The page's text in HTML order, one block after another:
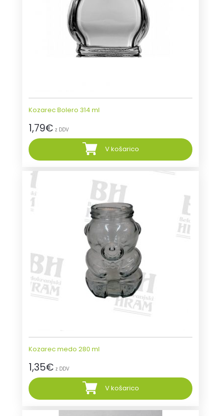
Kozarec Bolero 314 ml
1,79€ z DDV
V košarico
Kozarec medo 280 ml
1,35€ z DDV
V košarico